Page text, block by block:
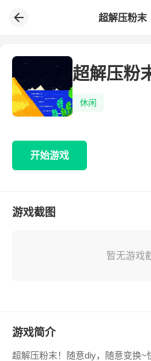
超解压粉末
超解压粉
休闲
开始游戏
游戏截图
暂无游戏
游戏简介
超解压粉末！随意diy，随意变换~